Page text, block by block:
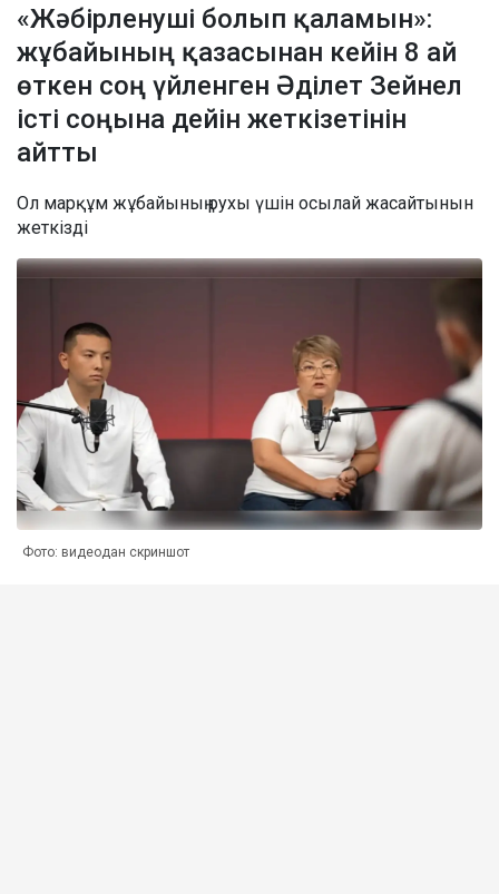
«Жәбірленуші болып қаламын»:
жұбайының қазасынан кейін 8 ай
өткен соң үйленген Әділет Зейнел
істі соңына дейін жеткізетінін
айтты
Ол марқұм жұбайының рухы үшін осылай жасайтынын
жеткізді
Фото: видеодан скриншот